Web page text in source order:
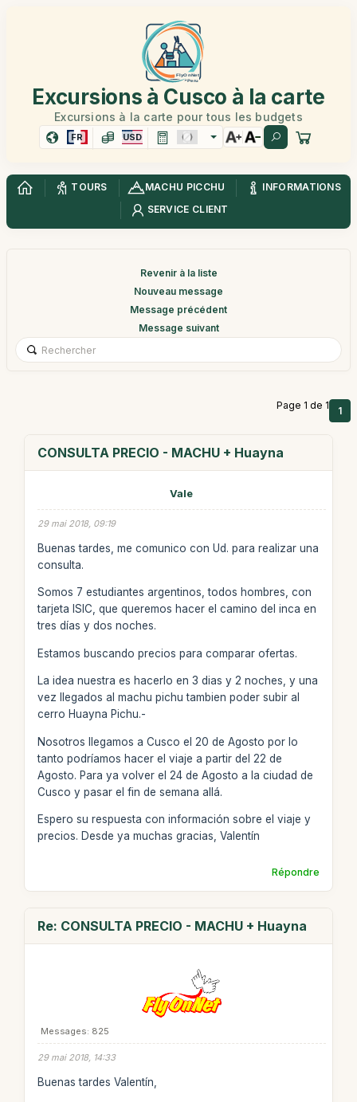
Excursions à Cusco à la carte
Excursions à la carte pour tous les budgets
FR USD
TOURS MACHU PICCHU
INFORMATIONS
SERVICE CLIENT
Revenir à la liste
Nouveau message
Message précédent
Message suivant
Page 1 de 1 1
CONSULTA PRECIO - MACHU + Huayna
Vale
29 mai 2018, 09:19
Buenas tardes, me comunico con Ud. para realizar una
consulta.
Somos 7 estudiantes argentinos, todos hombres, con
tarjeta ISIC, que queremos hacer el camino del inca en
tres días y dos noches.
Estamos buscando precios para comparar ofertas.
La idea nuestra es hacerlo en 3 dias y 2 noches, y una
vez llegados al machu pichu tambien poder subir al
cerro Huayna Pichu.-
Nosotros llegamos a Cusco el 20 de Agosto por lo
tanto podríamos hacer el viaje a partir del 22 de
Agosto. Para ya volver el 24 de Agosto a la ciudad de
Cusco y pasar el fin de semana allá­.
Espero su respuesta con información sobre el viaje y
precios. Desde ya muchas gracias, Valentín
Répondre
Re: CONSULTA PRECIO - MACHU + Huayna
Messages: 825
29 mai 2018, 14:33
Buenas tardes Valentín,